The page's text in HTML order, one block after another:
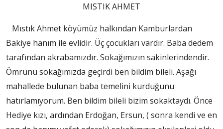
MISTIK AHMET
Mıstık Ahmet köyümüz halkından Kamburlardan
Bakiye hanım ile evlidir. Üç çocukları vardır. Baba dedem
tarafından akrabamızdır. Sokağımızın sakinlerindendir.
Ömrünü sokağımızda geçirdi ben bildim bileli. Aşağı
mahallede bulunan baba temelini kurduğunu
hatırlamıyorum. Ben bildim bileli bizim sokaktaydı. Önce
Hediye kızı, ardından Erdoğan, Ersun, ( sonra kendi ve en